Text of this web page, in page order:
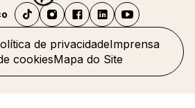
de privacidadeImprensa
cookiesMapa do Site